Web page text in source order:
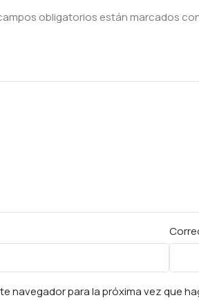
obligatorios están marcados
navegador para la próxima vez que